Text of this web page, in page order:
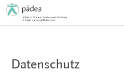
Datenschutz